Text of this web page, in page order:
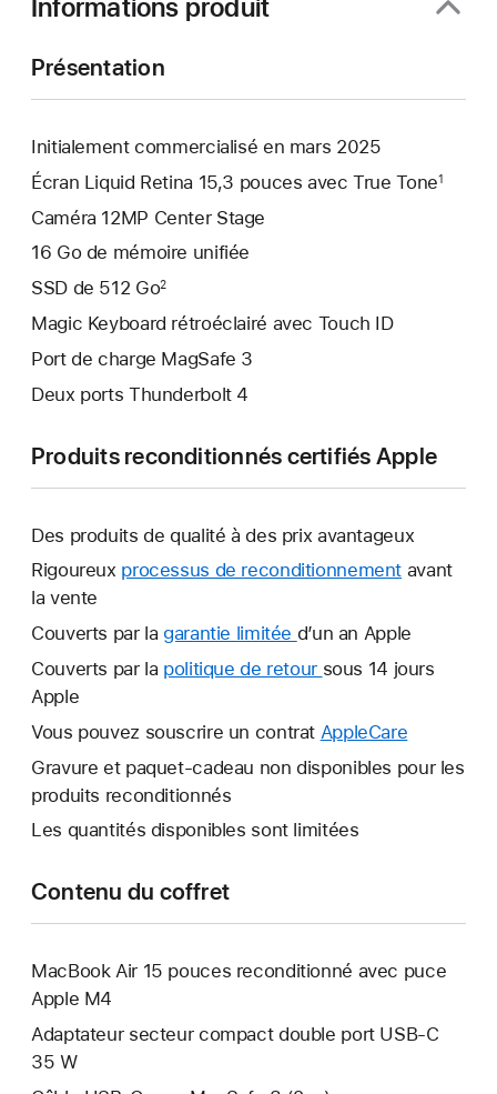
Informations produit
Présentation
Initialement commercialisé en mars 2025
Écran Liquid Retina 15,3 pouces avec True Tone1
Caméra 12MP Center Stage
16 Go de mémoire unifiée
SSD de 512 Go2
Magic Keyboard rétroéclairé avec Touch ID
Port de charge MagSafe 3
Deux ports Thunderbolt 4
Produits reconditionnés certifiés Apple
Des produits de qualité à des prix avantageux
Rigoureux processus de reconditionnement avant
la vente
Couverts par la garantie limitée Une
nouvelle
d’un an Apple
Couverts par la politique de retour Une
fenêtre
sous 14 jours
Apple
Vous pouvez souscrire un contrat AppleCare
nouvelle
Gravure et paquet-cadeau non disponibles pour les
produits reconditionnés
Les quantités disponibles sont limitées
Contenu du coffret
MacBook Air 15 pouces reconditionné avec puce
Apple M4
Adaptateur secteur compact double port USB-C
35 W